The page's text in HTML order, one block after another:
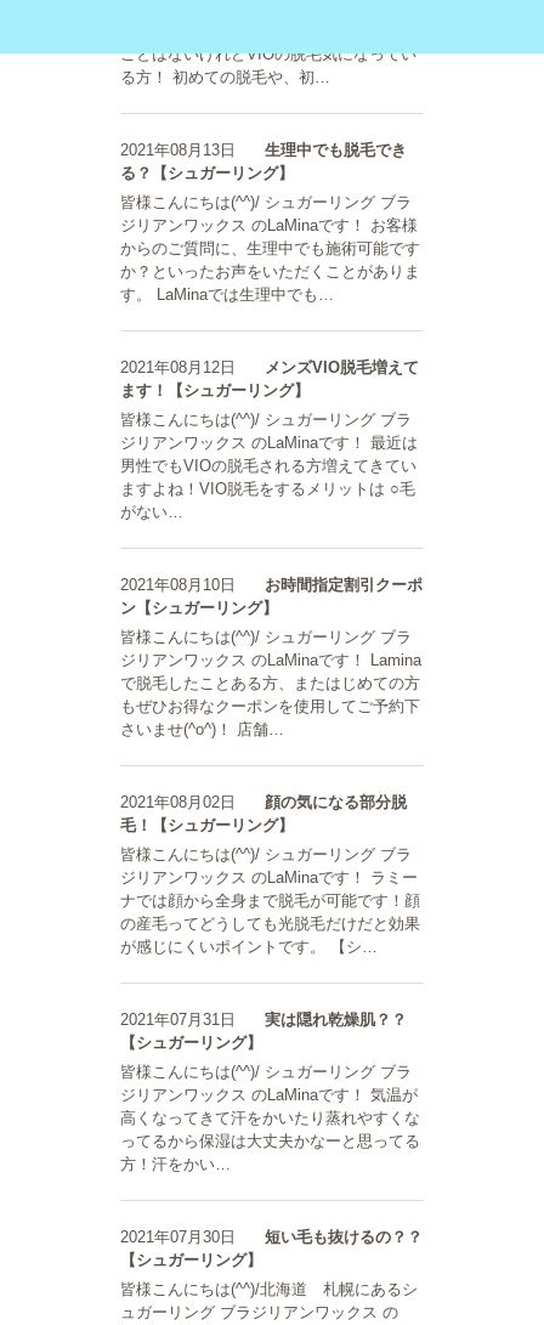
ことはないけれどVIOの脱毛気になってい
る方！ 初めての脱毛や、初…
2021年08月13日
生理中でも脱毛でき
る？【シュガーリング】
皆様こんにちは(^^)/ シュガーリング ブラ
ジリアンワックス のLaMinaです！ お客様
からのご質問に、生理中でも施術可能です
か？といったお声をいただくことがありま
す。 LaMinaでは生理中でも…
2021年08月12日
メンズVIO脱毛増えて
ます！【シュガーリング】
皆様こんにちは(^^)/ シュガーリング ブラ
ジリアンワックス のLaMinaです！ 最近は
男性でもVIOの脱毛される方増えてきてい
ますよね！VIO脱毛をするメリットは ○毛
がない…
2021年08月10日
お時間指定割引クーポ
ン【シュガーリング】
皆様こんにちは(^^)/ シュガーリング ブラ
ジリアンワックス のLaMinaです！ Lamina
で脱毛したことある方、またはじめての方
もぜひお得なクーポンを使用してご予約下
さいませ(^o^)！ 店舗…
2021年08月02日
顔の気になる部分脱
毛！【シュガーリング】
皆様こんにちは(^^)/ シュガーリング ブラ
ジリアンワックス のLaMinaです！ ラミー
ナでは顔から全身まで脱毛が可能です！顔
の産毛ってどうしても光脱毛だけだと効果
が感じにくいポイントです。 【シ…
2021年07月31日
実は隠れ乾燥肌？？
【シュガーリング】
皆様こんにちは(^^)/ シュガーリング ブラ
ジリアンワックス のLaMinaです！ 気温が
高くなってきて汗をかいたり蒸れやすくな
ってるから保湿は大丈夫かなーと思ってる
方！汗をかい…
2021年07月30日
短い毛も抜けるの？？
【シュガーリング】
皆様こんにちは(^^)/北海道 札幌にあるシ
ュガーリング ブラジリアンワックス の